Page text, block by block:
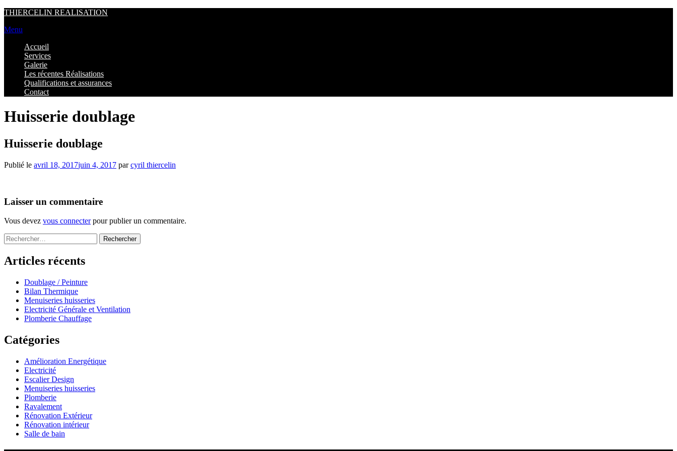
Aller
contenu
THIERCELIN REALISATION
Menu
Accueil
Services
Galerie
Les récentes Réalisations
Qualifications et assurances
Contact
Huisserie doublage
Huisserie doublage
Publié le avril 18, 2017juin 4, 2017 parcyril thiercelin
Laisser un commentaire
Vous devez vous connecterpour publier un commentaire.
Rechercher :
Articles récents
Doublage / Peinture
Bilan Thermique
Menuiseries huisseries
Electricité Générale et Ventilation
Plomberie Chauffage
Catégories
Amélioration Energétique
Electricité
Escalier Design
Menuiseries huisseries
Plomberie
Ravalement
Rénovation Extérieur
Rénovation intérieur
Salle de bain